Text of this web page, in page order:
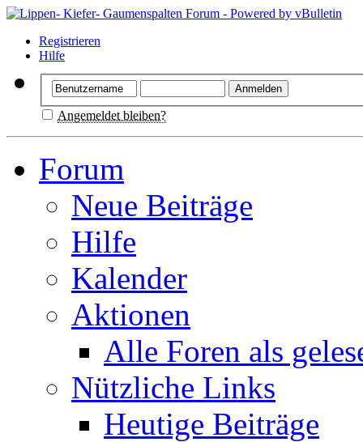
Registrieren
Hilfe
Angemeldet bleiben?
Forum
Neue Beiträge
Hilfe
Kalender
Aktionen
Alle Foren als
Nützliche Links
Heutige Beiträge